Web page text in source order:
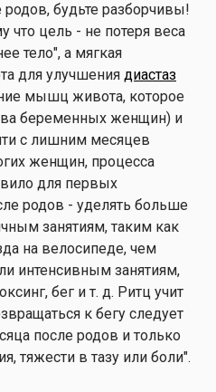
будьте разборчивы!
что цель - не потеря веса
тело", а мягкая
для улучшения диастаз
мышц живота, которое
беременных женщин) и
с лишним месяцев
женщин, процесса
для первых
родов - уделять больше
занятиям, таким как
на велосипеде, чем
интенсивным занятиям,
бег и т. д. Ритц учит
к бегу следует
после родов и только
тяжести в тазу или боли".